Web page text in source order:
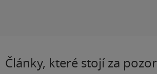
Články, které stojí za